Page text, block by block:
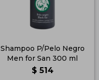
Shampoo P/Pelo Negro
Men for San 300 ml
$ 514